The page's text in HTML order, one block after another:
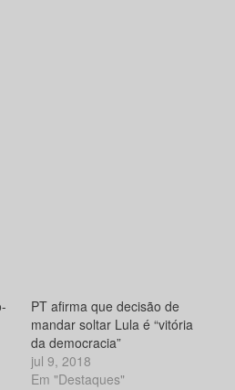
PT afirma que decisão de
mandar soltar Lula é “vitória
da democracia”
jul 9, 2018
Em "Destaques"